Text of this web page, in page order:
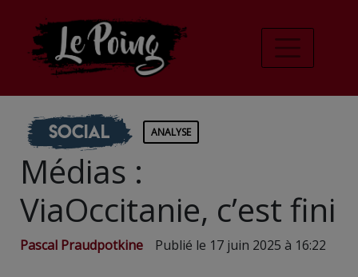
Social ANALYSE
Médias :
ViaOccitanie, c’est fini
Pascal Praudpotkine Publié le 17 juin 2025 à 16:22